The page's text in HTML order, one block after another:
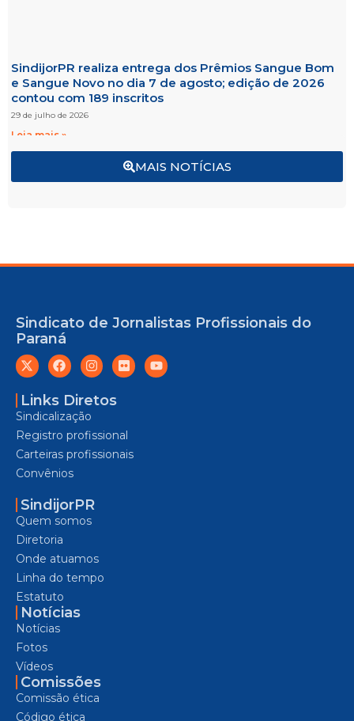
MAIS NOTÍCIAS
SindijorPR realiza entrega dos Prêmios Sangue Bom
e Sangue Novo no dia 7 de agosto; edição de 2026
contou com 189 inscritos
29 de julho de 2026
Leia mais »
Sindicato de Jornalistas Profissionais do
Paraná
Links Diretos
Sindicalização
Registro profissional
Carteiras profissionais
Convênios
SindijorPR
Quem somos
Diretoria
Onde atuamos
Linha do tempo
Estatuto
Notícias
Notícias
Fotos
Vídeos
Comissões
Comissão ética
Código ética